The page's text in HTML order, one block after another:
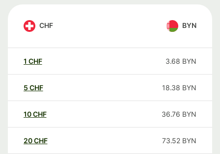
CHF BYN
1 CHF 3.68 BYN
5 CHF 18.38 BYN
10CHF 36.76 BYN
20CHF 73.52 BYN